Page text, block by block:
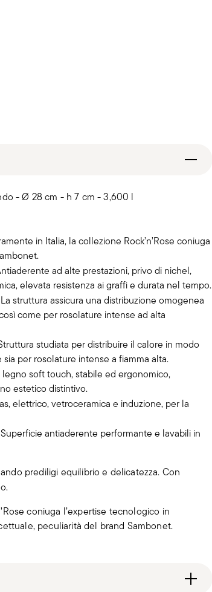
- Ø 28 cm - h 7 cm - 3,600 l
in Italia, la collezione Rock’n’Rose coniuga
ad alte prestazioni, privo di nichel,
elevata resistenza ai graffi e durata nel tempo.
struttura assicura una distribuzione omogenea
come per rosolature intense ad alta
studiata per distribuire il calore in modo
per rosolature intense a fiamma alta.
soft touch, stabile ed ergonomico,
estetico distintivo.
elettrico, vetroceramica e induzione, per la
antiaderente performante e lavabili in
prediligi equilibrio e delicatezza. Con
coniuga l’expertise tecnologico in
peculiarità del brand Sambonet.